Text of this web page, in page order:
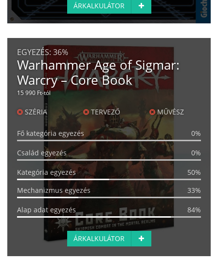
ÁRKALKULÁTOR
EGYEZÉS: 36%
Warhammer Age of Sigmar:
Warcry – Core Book
15 990 Ft-tól
SZÉRIA TERVEZŐ MŰVÉSZ
Fő kategória egyezés 0%
Család egyezés 0%
Kategória egyezés
50%
Mechanizmus egyezés
33%
Alap adat egyezés 84%
ÁRKALKULÁTOR